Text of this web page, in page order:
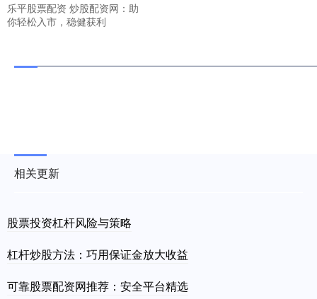
乐平股票配资 炒股配资网：助
你轻松入市，稳健获利
相关更新
股票投资杠杆风险与策略
杠杆炒股方法：巧用保证金放大收益
可靠股票配资网推荐：安全平台精选